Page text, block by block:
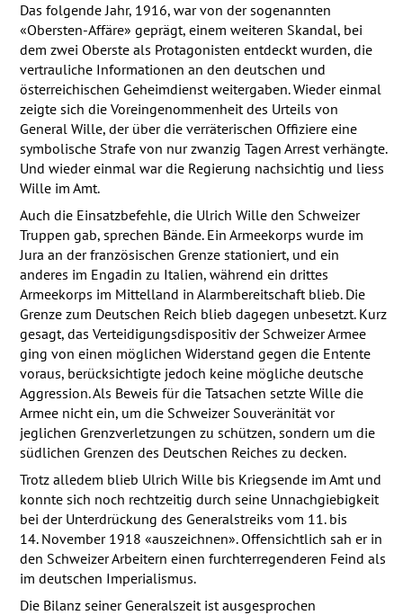
Das folgende Jahr, 1916, war von der sogenannten
«Obersten-Affäre» geprägt, einem weiteren Skandal, bei
dem zwei Oberste als Protagonisten entdeckt wurden, die
vertrauliche Informationen an den deutschen und
österreichischen Geheimdienst weitergaben. Wieder einmal
zeigte sich die Voreingenommenheit des Urteils von
General Wille, der über die verräterischen Offiziere eine
symbolische Strafe von nur zwanzig Tagen Arrest verhängte.
Und wieder einmal war die Regierung nachsichtig und liess
Wille im Amt.
Auch die Einsatzbefehle, die Ulrich Wille den Schweizer
Truppen gab, sprechen Bände. Ein Armeekorps wurde im
Jura an der französischen Grenze stationiert, und ein
anderes im Engadin zu Italien, während ein drittes
Armeekorps im Mittelland in Alarmbereitschaft blieb. Die
Grenze zum Deutschen Reich blieb dagegen unbesetzt. Kurz
gesagt, das Verteidigungsdispositiv der Schweizer Armee
ging von einen möglichen Widerstand gegen die Entente
voraus, berücksichtigte jedoch keine mögliche deutsche
Aggression. Als Beweis für die Tatsachen setzte Wille die
Armee nicht ein, um die Schweizer Souveränität vor
jeglichen Grenzverletzungen zu schützen, sondern um die
südlichen Grenzen des Deutschen Reiches zu decken.
Trotz alledem blieb Ulrich Wille bis Kriegsende im Amt und
konnte sich noch rechtzeitig durch seine Unnachgiebigkeit
bei der Unterdrückung des Generalstreiks vom 11. bis
14. November 1918 «auszeichnen». Offensichtlich sah er in
den Schweizer Arbeitern einen furchterregenderen Feind als
im deutschen Imperialismus.
Die Bilanz seiner Generalszeit ist ausgesprochen